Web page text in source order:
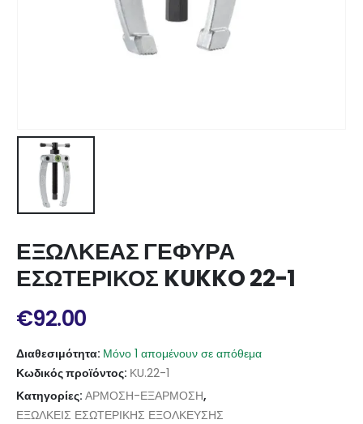
ΕΞΩΛΚΕΑΣ ΓΕΦΥΡΑ
ΕΣΩΤΕΡΙΚΟΣ KUKKO 22-1
€92.00
Διαθεσιμότητα: Μόνο 1 απομένουν σε απόθεμα
Κωδικός προϊόντος: ΚU.22-1
Κατηγορίες: ΑΡΜΟΣΗ-ΕΞΑΡΜΟΣΗ,
ΕΞΩΛΚΕΙΣ ΕΣΩΤΕΡΙΚΗΣ ΕΞΟΛΚΕΥΣΗΣ